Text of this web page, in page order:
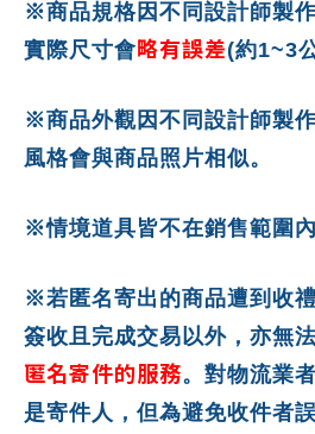
※商品規格因不同設計師製
實際尺寸會略有誤差(約1~3
※商品外觀因不同設計師製
風格會與商品照片相似。
※情境道具皆不在銷售範圍內
※若匿名寄出的商品遭到收
簽收且完成交易以外，亦無
匿名寄件的服務。對物流業
是寄件人，但為避免收件者